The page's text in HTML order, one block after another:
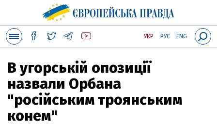
УКР РУС ENG
В угорській опозиції
назвали Орбана
"російським троянським
конем"